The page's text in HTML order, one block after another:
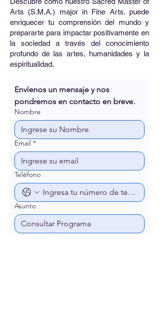
Arts (S.M.A.) major in Fine Arts. puede
enriquecer tu comprensión del mundo y
prepararte para impactar positivamente en
la sociedad a través del conocimiento
profundo de las artes, humanidades y la
espiritualidad.
Envíenos un mensaje y nos
pondremos en contacto en breve.
Nombre
Email *
Teléfono
Asunto
Selecciona el programa: